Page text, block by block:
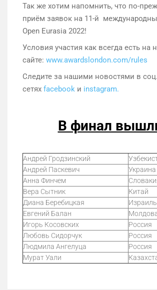
Так же хотим напомнить, что по-
приём заявок на 11-й
Open Eurasia 2022!
Условия участия как всегда есть на
сайте: www.awardslondon.com/rules
Следите за нашими новостями в соц.
сетях facebook и instagram.
В финал
Андрей Гродзинский
Андрей Паскевич
Украина
Анна Финчем
Вера Сытник
Китай
Диана Беребицкая
Израиль
Евгений Балан
Игорь Косовских
Россия
Любовь Сидорчук
Россия
Людмила Ангелуца
Россия
Мурат Уали